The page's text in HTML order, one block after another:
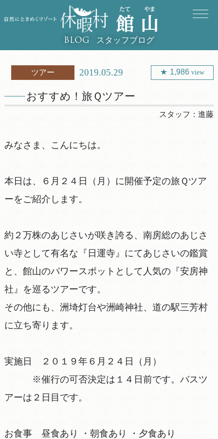
BLOG スタッフブログ
ツアー 2019.05.29 1,986view
おすすめ！旅Ｑツアー
スタッフ：進藤
みなさま、こんにちは。
本日は、６月２４日（月）に開催予定の旅Ｑツア
ーをご紹介します。
約２万株のあじさいが咲き誇る、南房総のあじさ
い寺として有名な『日運寺』にてあじさいの鑑賞
と、館山のパワースポットとして人気の『安房神
社』を巡るツアーです。
その他にも、洲埼灯台や洲崎神社、道の駅三芳村
に立ち寄ります。
実施日 ２０１９年６月２４日（月）
※催行の可否決定は１４日前です。バスツ
アーは２日目です。
お食事 昼食あり ・朝食あり ・夕食あり